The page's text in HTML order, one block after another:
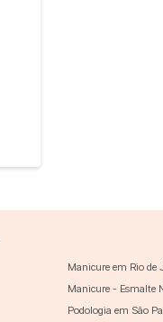
Manicure em Rio de
Manicure - Esmalte
Podologia em São